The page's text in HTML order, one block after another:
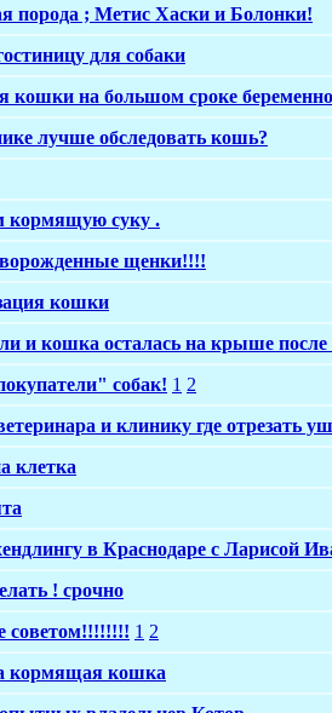
порода ; Метис Хаски и Болонки!
для собаки
кошки на большом сроке
лучше обследовать кошь?
кормящую суку .
щенки!!!!
кошки
и кошка осталась на крыше после
собак! 1 2
и клинику где отрезать
клетка
в Краснодаре с Ларисой
! срочно
советом!!!!!!!! 1 2
кормящая кошка